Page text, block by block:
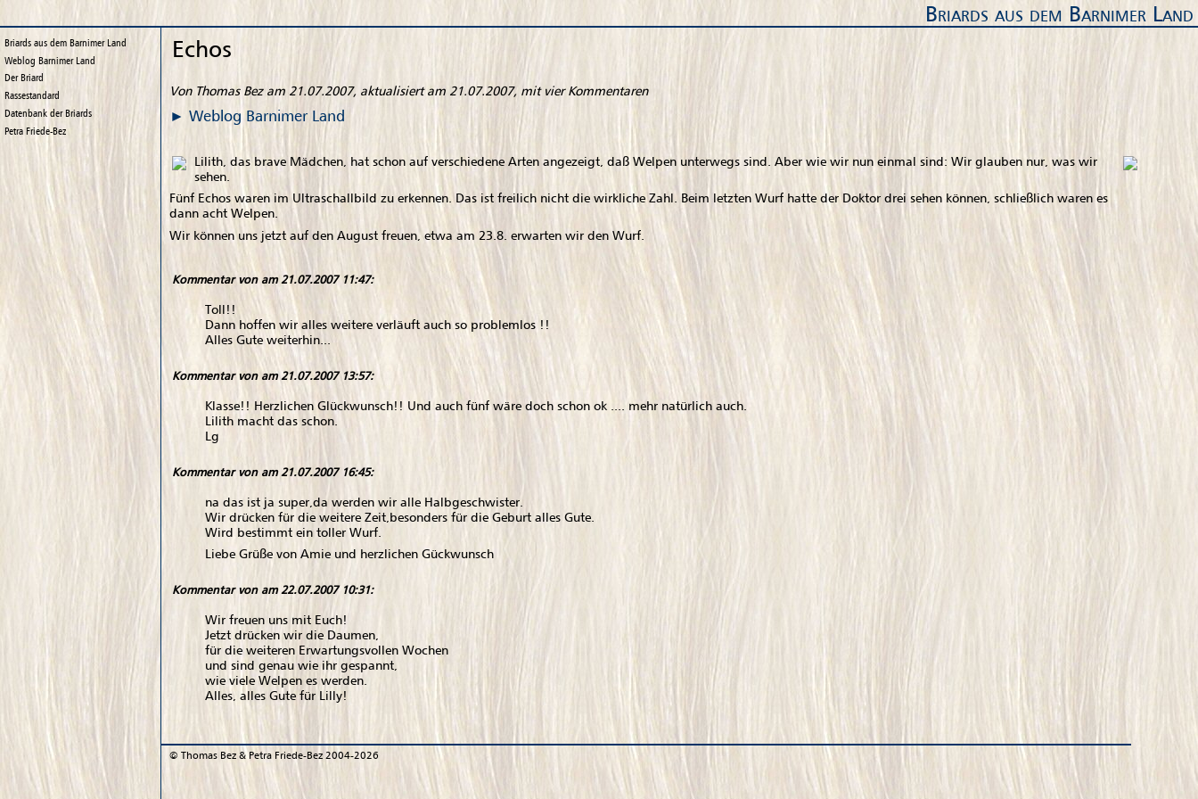
Briards aus dem Barnimer Land
Weblog Barnimer Land
Der Briard
Rassestandard
Datenbank der Briards
Petra Friede-Bez
Briards aus dem Barnimer Land
Echos
Von Thomas Bez am 21.07.2007, aktualisiert am 21.07.2007, mit vier Kommentaren
Weblog Barnimer Land
Lilith, das brave Mädchen, hat schon auf verschiedene Arten angezeigt, daß Welpen unterwegs sind. Aber wie wir nun einmal sind: Wir glauben nur, was wir
sehen.
Fünf Echos waren im Ultraschallbild zu erkennen. Das ist freilich nicht die wirkliche Zahl. Beim letzten Wurf hatte der Doktor drei sehen können, schließlich waren es
dann acht Welpen.
Wir können uns jetzt auf den August freuen, etwa am 23.8. erwarten wir den Wurf.
Kommentar von am 21.07.2007 11:47:
Toll!!
Dann hoffen wir alles weitere verläuft auch so problemlos !!
Alles Gute weiterhin...
Kommentar von am 21.07.2007 13:57:
Klasse!! Herzlichen Glückwunsch!! Und auch fünf wäre doch schon ok .... mehr natürlich auch.
Lilith macht das schon.
Lg
Kommentar von am 21.07.2007 16:45:
na das ist ja super,da werden wir alle Halbgeschwister.
Wir drücken für die weitere Zeit,besonders für die Geburt alles Gute.
Wird bestimmt ein toller Wurf.
Liebe Grüße von Amie und herzlichen Gückwunsch
Kommentar von am 22.07.2007 10:31:
Wir freuen uns mit Euch!
Jetzt drücken wir die Daumen,
für die weiteren Erwartungsvollen Wochen
und sind genau wie ihr gespannt,
wie viele Welpen es werden.
Alles, alles Gute für Lilly!
© Thomas Bez & Petra Friede-Bez 2004-2026